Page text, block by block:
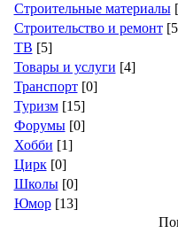
Строительные материалы
Строительство и ремонт
ТВ [5]
Товары и услуги [4]
Транспорт[0]
Туризм[15]
Форумы[0]
Хобби [1]
Цирк[0]
Школы[0]
Юмор[13]